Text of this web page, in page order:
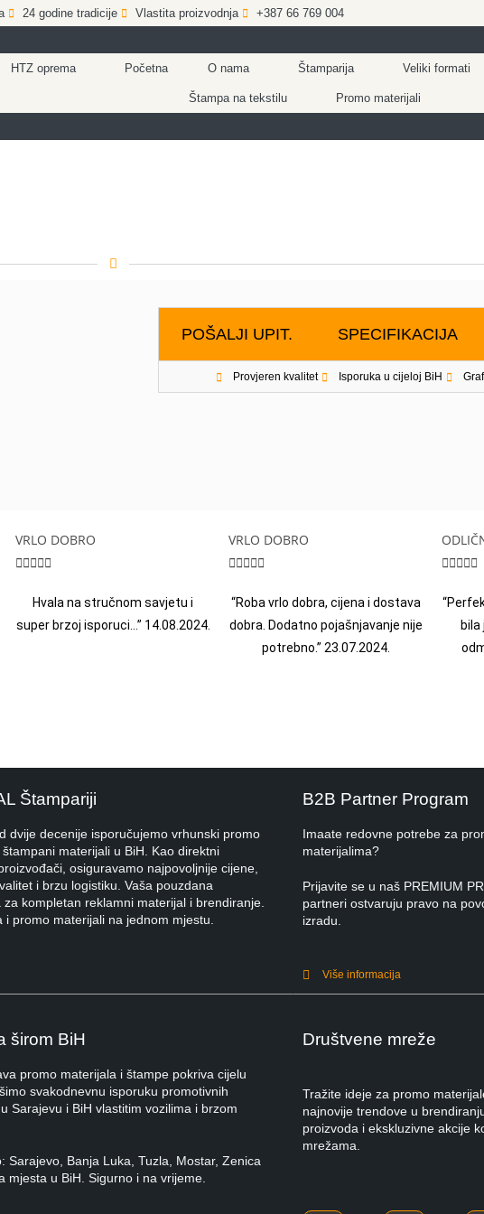
24 godine tradicije Vlastita proizvodnja +387 66 769 004
HTZ oprema Početna O nama Štamparija Veliki formati
Štampa na tekstilu Promo materijali
POŠALJI UPIT. SPECIFIKACIJA
Provjeren kvalitet Isporuka u cijeloj BiH
VRLO DOBRO

Hvala na stručnom savjetu i
super brzoj isporuci…” 14.08.2024.
VRLO DOBRO

“Roba vrlo dobra, cijena i dostava
dobra. Dodatno pojašnjavanje nije
potrebno.” 23.07.2024.

Štampariji
dvije decenije isporučujemo vrhunski promo
materijali u BiH. Kao direktni
osiguravamo najpovoljnije cijene,
i brzu logistiku. Vaša pouzdana
za kompletan reklamni materijal i brendiranje.
i promo materijali na jednom mjestu.
B2B Partner Program
Imaate redovne potrebe za
materijalima?
Prijavite se u naš PREMIUM
partneri ostvaruju pravo na
izradu.
Više informacija
širom BiH
promo materijala i štampe pokriva cijelu
svakodnevnu isporuku promotivnih
Sarajevu i BiH vlastitim vozilima i brzom
Sarajevo, Banja Luka, Tuzla, Mostar, Zenica
mjesta u BiH. Sigurno i na vrijeme.
Društvene mreže
Tražite ideje za promo
najnovije trendove u
proizvoda i ekskluzivne akcije
mrežama.